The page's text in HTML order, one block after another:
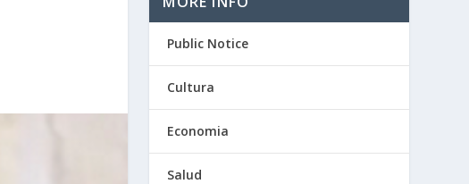
Public Notice
Cultura
Economia
Salud